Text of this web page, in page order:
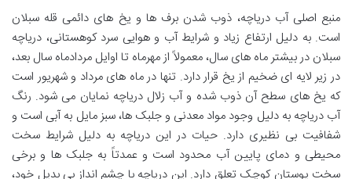
منبع اصلی آب دریاچه، ذوب شدن برف ها و یخ های دائمی قله سبلان
است. به دلیل ارتفاع زیاد و شرایط آب و هوایی سرد کوهستانی، دریاچه
سبلان در بیشتر ماه های سال، معمولاً از مهرماه تا اوایل مردادماه سال بعد،
در زیر لایه ای ضخیم از یخ قرار دارد. تنها در ماه های مرداد و شهریور است
که یخ های سطح آن ذوب شده و آب زلال دریاچه نمایان می شود. رنگ
آب دریاچه به دلیل وجود مواد معدنی و جلبک ها، سبز مایل به آبی است و
شفافیت بی نظیری دارد. حیات در این دریاچه به دلیل شرایط سخت
محیطی و دمای پایین آب محدود است و عمدتاً به جلبک ها و برخی
سخت پوستان کوچک تعلق دارد. این دریاچه با چشم انداز بی بدیل خود،